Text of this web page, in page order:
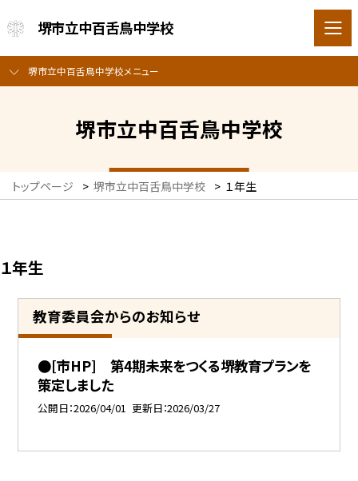
堺市立中百舌鳥中学校
堺市立中百舌鳥中学校メニュー
堺市立中百舌鳥中学校
トップページ > 堺市立中百舌鳥中学校 > １年生
１年生
教育委員会からのお知らせ
●[市HP] 第4期未来をつくる堺教育プランを
策定しました
公開日 2026/04/01 更新日 2026/03/27